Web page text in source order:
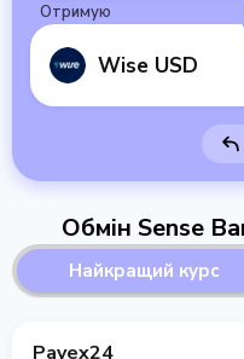
Отримую
Wise USD
Обмін Sense
Найкращий курс
Payex24